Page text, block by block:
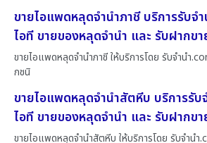
ขายไอแพดหลุดจำนำภาชี บริการรับจ
ไอที ขายของหลุดจำนำ และ รับฝากข
ขายไอแพดหลุดจำนำภาชี ให้บริการโดย รับจํานํา
กชนิ
ขายไอแพดหลุดจำนำสัตหีบ บริการรั
ไอที ขายของหลุดจำนำ และ รับฝากข
ขายไอแพดหลุดจำนำสัตหีบ ให้บริการโดย รับจํานํา